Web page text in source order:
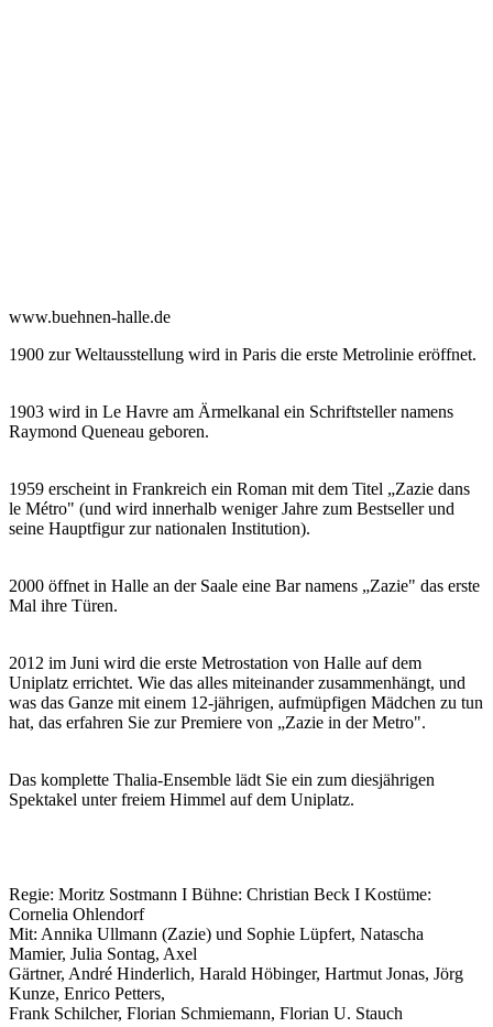
www.buehnen-halle.de
1900 zur Weltausstellung wird in Paris die erste Metrolinie eröffnet.
1903 wird in Le Havre am Ärmelkanal ein Schriftsteller namens
Raymond Queneau geboren.
1959 erscheint in Frankreich ein Roman mit dem Titel „Zazie dans
le Métro" (und wird innerhalb weniger Jahre zum Bestseller und
seine Hauptfigur zur nationalen Institution).
2000 öffnet in Halle an der Saale eine Bar namens „Zazie" das erste
Mal ihre Türen.
2012 im Juni wird die erste Metrostation von Halle auf dem
Uniplatz errichtet. Wie das alles miteinander zusammenhängt, und
was das Ganze mit einem 12-jährigen, aufmüpfigen Mädchen zu tun
hat, das erfahren Sie zur Premiere von „Zazie in der Metro".
Das komplette Thalia-Ensemble lädt Sie ein zum diesjährigen
Spektakel unter freiem Himmel auf dem Uniplatz.
Regie: Moritz Sostmann I Bühne: Christian Beck I Kostüme:
Cornelia Ohlendorf
Mit: Annika Ullmann (Zazie) und Sophie Lüpfert, Natascha
Mamier, Julia Sontag, Axel
Gärtner, André Hinderlich, Harald Höbinger, Hartmut Jonas, Jörg
Kunze, Enrico Petters,
Frank Schilcher, Florian Schmiemann, Florian U. Stauch